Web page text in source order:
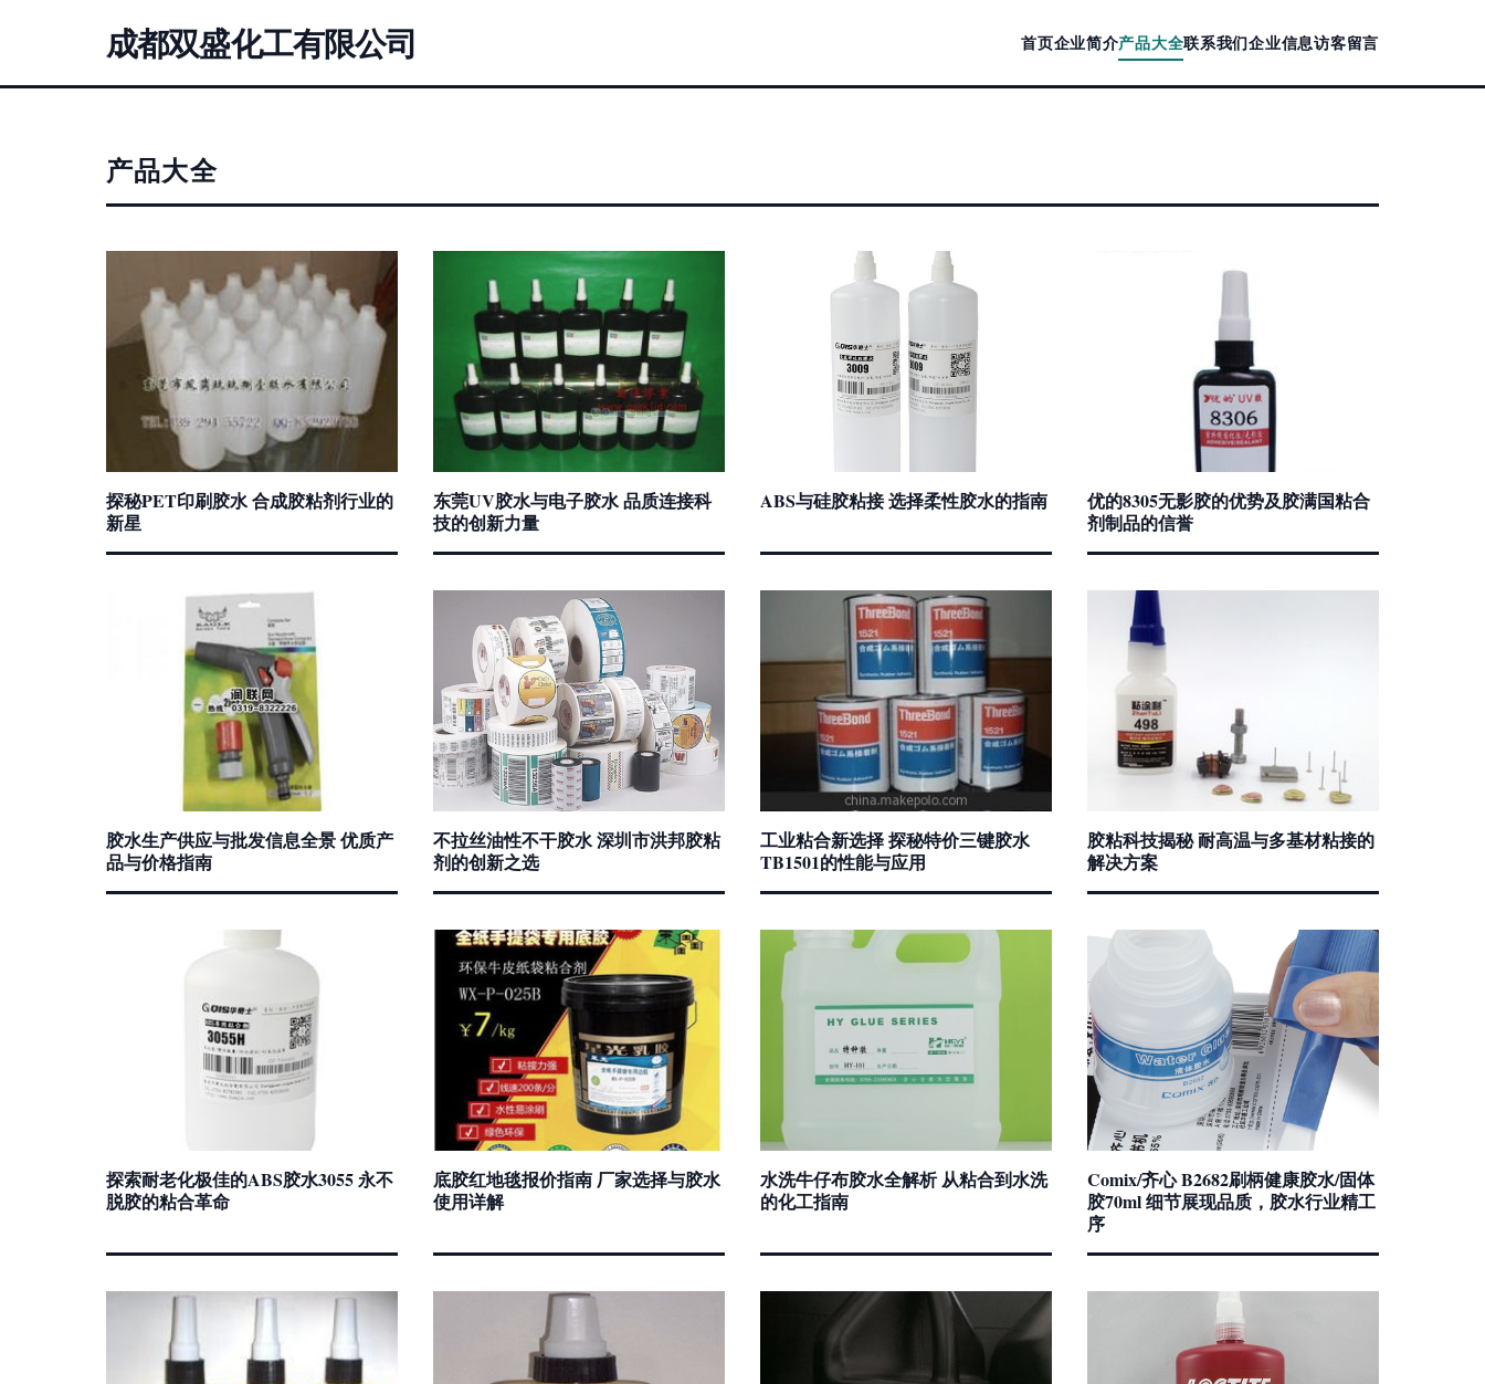
成都双盛化工有限公司 首页企业简介产品大全联系我们企业信息访客留言
产品大全
探秘PET印刷胶水 合成胶粘剂行业的
新星
东莞UV胶水与电子胶水 品质连接科
技的创新力量
ABS与硅胶粘接 选择柔性胶水的指南
优的8305无影胶的优势及胶满国粘合
剂制品的信誉
胶水生产供应与批发信息全景 优质产
品与价格指南
不拉丝油性不干胶水 深圳市洪邦胶粘
剂的创新之选
工业粘合新选择 探秘特价三键胶水
TB1501的性能与应用
胶粘科技揭秘 耐高温与多基材粘接的
解决方案
探索耐老化极佳的ABS胶水3055 永不
脱胶的粘合革命
底胶红地毯报价指南 厂家选择与胶水
使用详解
水洗牛仔布胶水全解析 从粘合到水洗
的化工指南
Comix/齐心 B2682刷柄健康胶水/固体
胶70ml 细节展现品质，胶水行业精工
序